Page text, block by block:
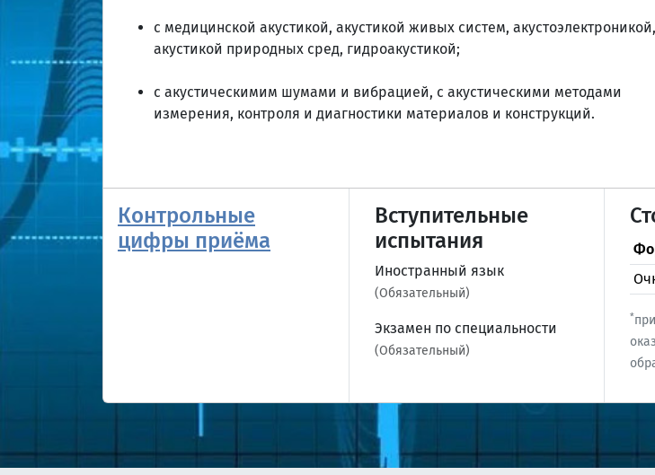
с медицинской акустикой, акустикой живых систем, акустоэлектроникой,
акустикой природных сред, гидроакустикой;
с акустическимим шумами и вибрацией, с акустическими методами
измерения, контроля и диагностики материалов и конструкций.
Контрольные
цифры приёма
Вступительные
испытания
Иностранный язык
(Обязательный)
Экзамен по специальности
(Обязательный)
*